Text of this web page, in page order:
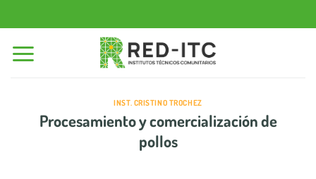
al
contenido
INST. CRISTINO TROCHEZ
Procesamiento y comercialización de
pollos